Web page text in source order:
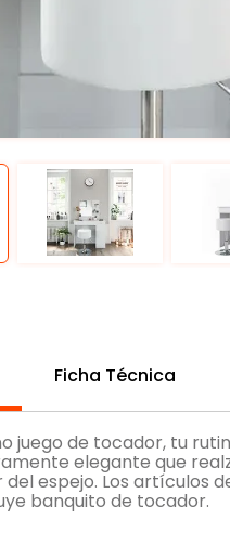
Ficha Técnica
juego de tocador, tu
elegante que
espejo. Los artículos
banquito de tocador.